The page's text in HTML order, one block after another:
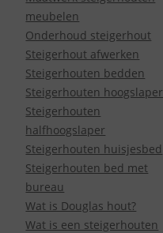
meubelen
Onderhoud steigerhout
Steigerhout afwerken
Steigerhouten bedden
Steigerhouten hoogslaper
Steigerhouten
halfhoogslaper
Steigerhouten huisjesbed
Steigerhouten bed met
bureau
Wat is Douglas hout?
Wat is een steigerhouten